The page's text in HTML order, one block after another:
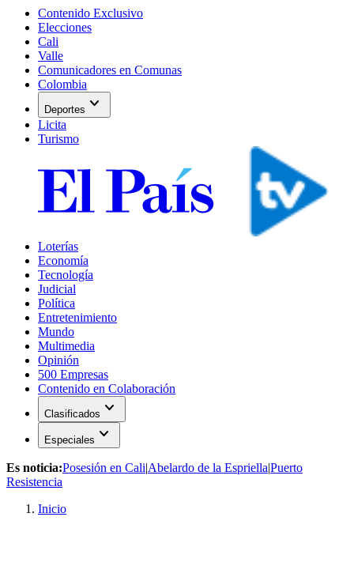
Contenido Exclusivo
Elecciones
Cali
Valle
Comunicadores en Comunas
Colombia
Deportes expand_more
Licita
Turismo
Loterías
Economía
Tecnología
Judicial
Política
Entretenimiento
Mundo
Multimedia
Opinión
500 Empresas
Contenido en Colaboración
Clasificados expand_more
Especiales expand_more
Es noticia:Posesión en Cali|Abelardo de la Espriella|Puerto
Resistencia
Inicio